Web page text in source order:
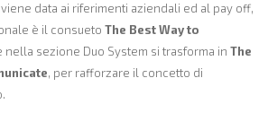
data ai riferimenti aziendali ed al pay off,
è il consueto The Best Way to
nella sezione Duo System si trasforma in The
, per rafforzare il concetto di